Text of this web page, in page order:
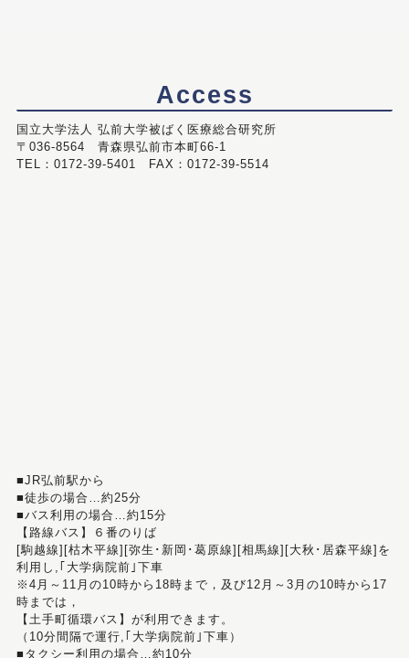
Access
国立大学法人 弘前大学被ばく医療総合研究所
〒036-8564 青森県弘前市本町66-1
TEL：0172-39-5401 FAX：0172-39-5514
■JR弘前駅から
■徒歩の場合…約25分
■バス利用の場合…約15分
【路線バス】６番のりば
[駒越線][枯木平線][弥生･新岡･葛原線][相馬線][大秋･居森平線]を
利用し,｢大学病院前｣下車
※4月～11月の10時から18時まで，及び12月～3月の10時から17
時までは，
【土手町循環バス】が利用できます。
（10分間隔で運行,｢大学病院前｣下車）
■タクシー利用の場合…約10分